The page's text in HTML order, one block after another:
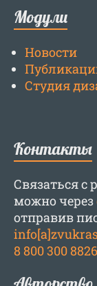
Модули
Новости
Студия
Контакты
Связаться с
можно через
отправив
8 800 300 8826